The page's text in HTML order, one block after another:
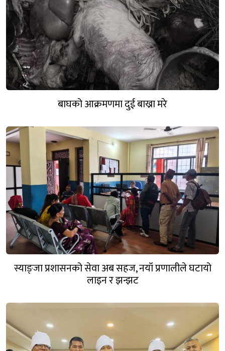
बाघको आक्रमणमा दुई बाख्रा मरे
स्याङ्जा प्रशासनको सेवा अब सहज, नयाँ प्रणालीले घटायो
लाइन र झन्झट